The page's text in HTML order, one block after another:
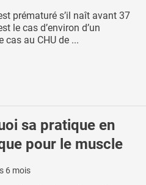
prématuré s’il naît avant 37
le cas d’environ d’un
cas au CHU de ...
sa pratique en
pour le muscle
6 mois